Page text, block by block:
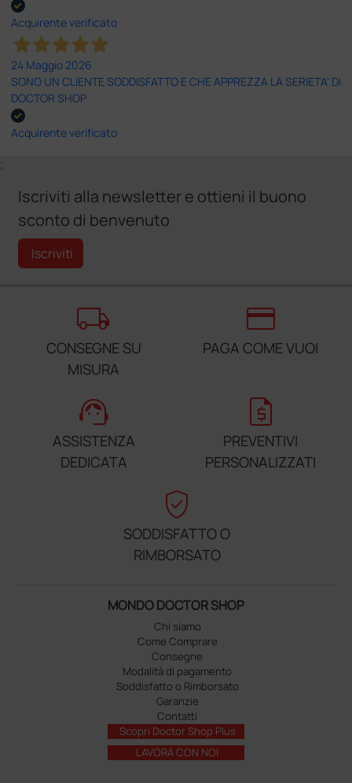
Acquirente verificato
24 Maggio 2026
SONO UN CLIENTE SODDISFATTO E CHE APPREZZA LA SERIETA' DI
DOCTOR SHOP
Acquirente verificato
;
Iscriviti alla newsletter e ottieni il buono
sconto di benvenuto
Iscriviti
local_shipping
CONSEGNE SU
MISURA
credit_card
PAGA COME VUOI
support_agent
ASSISTENZA
DEDICATA
request_quote
PREVENTIVI
PERSONALIZZATI
verified_user
SODDISFATTO O
RIMBORSATO
MONDO DOCTOR SHOP
Chi siamo
Come Comprare
Consegne
Modalità di pagamento
Soddisfatto o Rimborsato
Garanzie
Contatti
Scopri Doctor Shop Plus
LAVORA CON NOI